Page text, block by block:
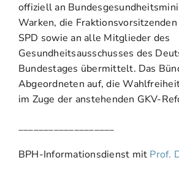
offiziell an
Warken, die
SPD sowie an alle Mitglieder des
Gesundheitsausschusses des
Bundestages übermittelt. Das
Abgeordneten auf, die
im Zuge der anstehenden GKV-
___________________
BPH-Informationsdienst mit Prof.